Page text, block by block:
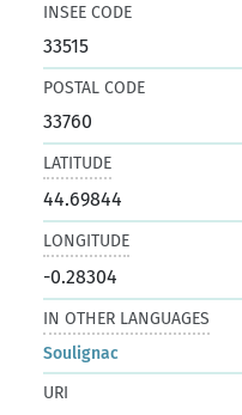
INSEE CODE
33515
POSTAL CODE
33760
LATITUDE
44.69844
LONGITUDE
-0.28304
IN OTHER LANGUAGES
Soulignac
URI